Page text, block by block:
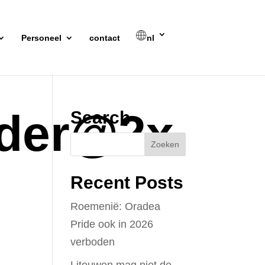
Personeel contact nl
Search
Recent Posts
Roemenië: Oradea
Pride ook in 2026
verboden